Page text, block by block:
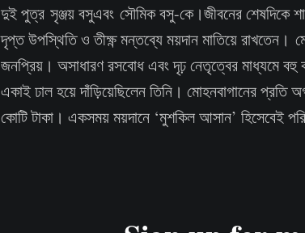
দুই পুত্র সৃঞ্জয় বসুএবং সৌমিক বসু-কে।জীবনের শেষদিকে
দৃপ্ত উপস্থিতি ও তীক্ষ্ণ মন্তব্যে ময়দান মাতিয়ে রাখতেন।
জনপ্রিয়। অসাধারণ রসবোধ এবং দৃঢ় নেতৃত্বের মাধ্যমে বহু
একাই ঢাল হয়ে দাঁড়িয়েছিলেন তিনি। মোহনবাগানের
কোটি টাকা। একসময় ময়দানে ‘মুশকিল আসান’ হিসেবেই